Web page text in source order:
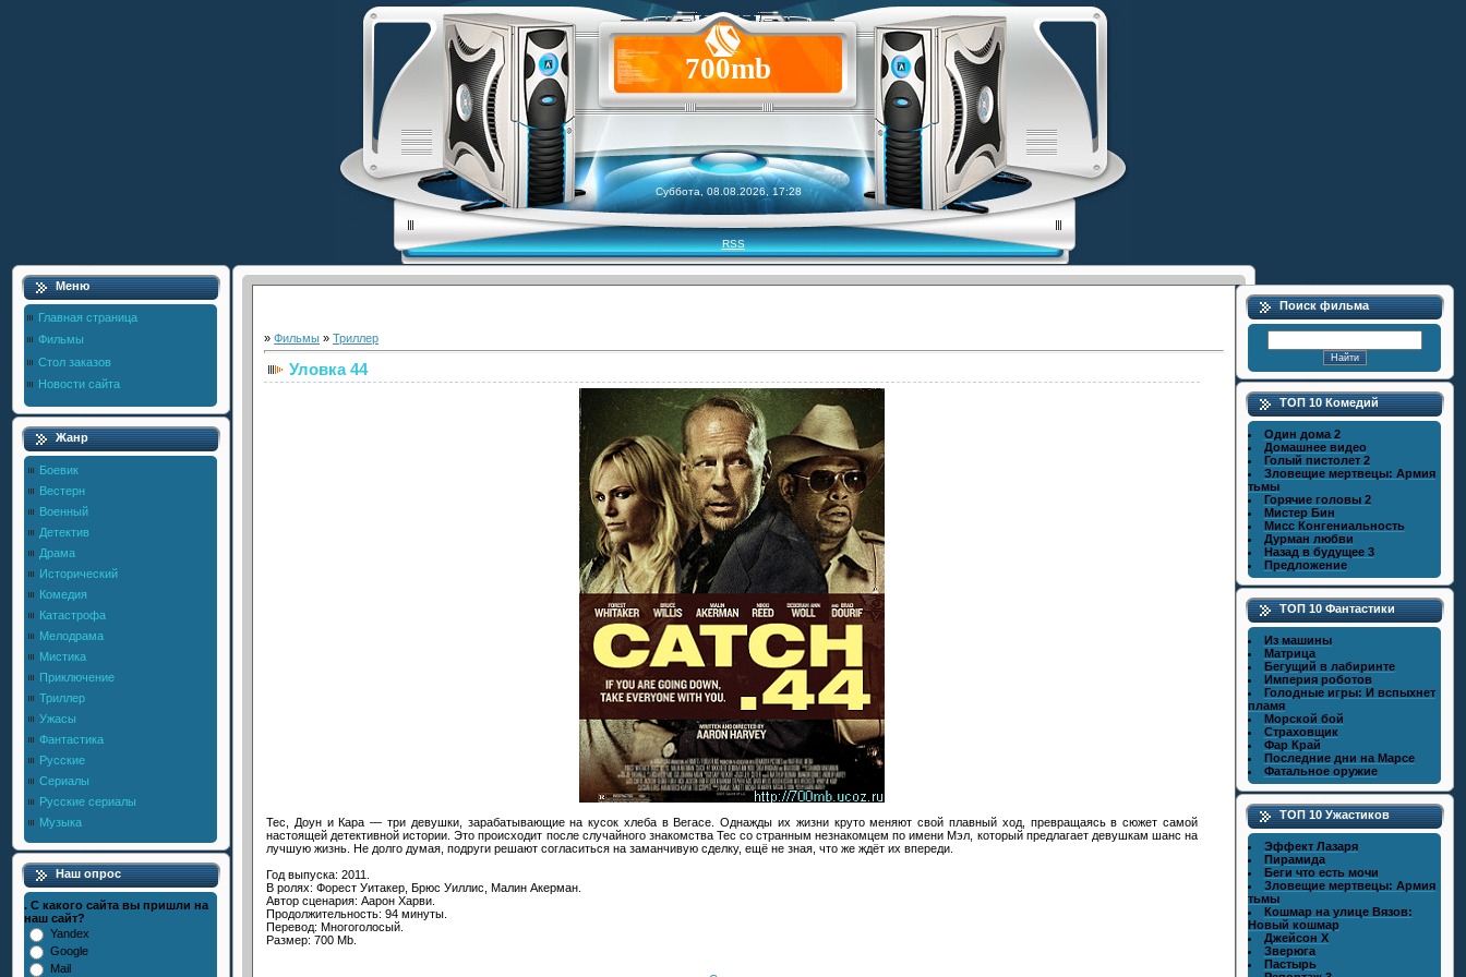
700mb
Суббота, 08.08.2026, 17:28
RSS
Меню
Главная страница
Фильмы
Стол заказов
Новости сайта
Жанр
Боевик
Вестерн
Военный
Детектив
Драма
Исторический
Комедия
Катастрофа
Мелодрама
Мистика
Приключение
Триллер
Ужасы
Фантастика
Русские
Сериалы
Русские сериалы
Музыка
Наш опрос
. С какого сайта вы пришли на
наш сайт?
Yandex
Google
Mail
» Фильмы » Триллер
Уловка 44
Тес, Доун и Кара — три девушки, зарабатывающие на кусок хлеба в Вегасе. Однажды их жизни круто меняют свой плавный ход, превращаясь в сюжет самой
настоящей детективной истории. Это происходит после случайного знакомства Тес со странным незнакомцем по имени Мэл, который предлагает девушкам шанс на
лучшую жизнь. Не долго думая, подруги решают согласиться на заманчивую сделку, ещё не зная, что же ждёт их впереди.
Год выпуска: 2011.
В ролях: Форест Уитакер, Брюс Уиллис, Малин Акерман.
Автор сценария: Аарон Харви.
Продолжительность: 94 минуты.
Перевод: Многоголосый.
Размер: 700 Mb.
Поиск фильма
ТОП 10 Комедий
Один дома 2
Домашнее видео
Голый пистолет 2
Зловещие мертвецы: Армия
тьмы
Горячие головы 2
Мистер Бин
Мисс Конгениальность
Дурман любви
Назад в будущее 3
Предложение
ТОП 10 Фантастики
Из машины
Матрица
Бегущий в лабиринте
Империя роботов
Голодные игры: И вспыхнет
пламя
Морской бой
Страховщик
Фар Край
Последние дни на Марсе
Фатальное оружие
ТОП 10 Ужастиков
Эффект Лазаря
Пирамида
Беги что есть мочи
Зловещие мертвецы: Армия
тьмы
Кошмар на улице Вязов:
Новый кошмар
Джейсон X
Зверюга
Пастырь